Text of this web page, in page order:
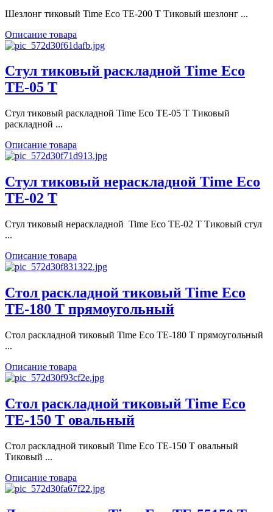
Шезлонг тиковый Time Eco ТЕ-200 Т Тиковый шезлонг ...
Описание товара
Стул тиковый раскладной Time Eco
ТЕ-05 Т
Стул тиковый раскладной Time Eco ТЕ-05 Т Тиковый
раскладной ...
Описание товара
Стул тиковый нераскладной Time Eco
ТЕ-02 Т
Стул тиковый нераскладной Time Eco ТЕ-02 Т Тиковый стул
...
Описание товара
Стол раскладной тиковый Time Eco
ТЕ-180 Т прямоугольный
Стол раскладной тиковый Time Eco ТЕ-180 Т прямоугольный
...
Описание товара
Стол раскладной тиковый Time Eco
ТЕ-150 Т овальный
Стол раскладной тиковый Time Eco ТЕ-150 Т овальный
Тиковый ...
Описание товара